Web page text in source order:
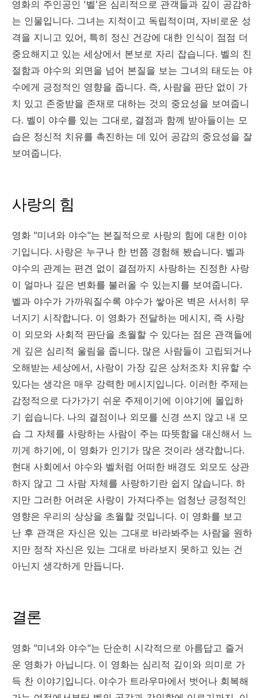
영화의 주인공인 '벨'은 심리적으로 관객들과 깊이 공감하
는 인물입니다. 그녀는 지적이고 독립적이며, 자비로운 성
격을 지니고 있어, 특히 정신 건강에 대한 인식이 점점 더
중요해지고 있는 세상에서 본보로 자리 잡습니다. 벨의 친
절함과 야수의 외면을 넘어 본질을 보는 그녀의 태도는 야
수에게 긍정적인 영향을 줍니다. 즉, 사람을 판단 없이 가
치 있고 존중받을 존재로 대하는 것의 중요성을 보여줍니
다. 벨이 야수를 있는 그대로, 결점과 함께 받아들이는 모
습은 정신적 치유를 촉진하는 데 있어 공감의 중요성을 잘
보여줍니다.
사랑의 힘
영화 "미녀와 야수"는 본질적으로 사랑의 힘에 대한 이야
기입니다. 사랑은 누구나 한 번쯤 경험해 봤습니다. 벨과
야수의 관계는 편견 없이 결점까지 사랑하는 진정한 사랑
이 얼마나 깊은 변화를 불러올 수 있는지를 보여줍니다.
벨과 야수가 가까워질수록 야수가 쌓아온 벽은 서서히 무
너지기 시작합니다. 이 영화가 전달하는 메시지, 즉 사랑
이 외모와 사회적 판단을 초월할 수 있다는 점은 관객들에
게 깊은 심리적 울림을 줍니다. 많은 사람들이 고립되거나
오해받는 세상에서, 사랑이 가장 깊은 상처조차 치유할 수
있다는 생각은 매우 강력한 메시지입니다. 이러한 주제는
감정적으로 다가가기 쉬운 주제이기에 이야기에 몰입하
기 쉽습니다. 나의 결점이나 외모를 신경 쓰지 않고 내 모
습 그 자체를 사랑하는 사람이 주는 따뜻함을 대신해서 느
끼게 하기에, 이 영화가 인기가 많은 것이라 생각합니다.
현대 사회에서 야수와 벨처럼 어떠한 배경도 외모도 상관
하지 않고 그 사람 자체를 사랑하기란 쉽지 않습니다. 하
지만 그러한 어려운 사랑이 가져다주는 엄청난 긍정적인
영향은 우리의 상상을 초월할 것입니다. 이 영화를 보고
난 후 관객은 자신은 있는 그대로 바라봐주는 사람을 원하
지만 정작 자신은 있는 그대로 바라보지 못하고 있는 건
아닌지 생각하게 만듭니다.
결론
영화 "미녀와 야수"는 단순히 시각적으로 아름답고 즐거
운 영화가 아닙니다. 이 영화는 심리적 깊이와 의미로 가
득 찬 이야기입니다. 야수가 트라우마에서 벗어나 회복해